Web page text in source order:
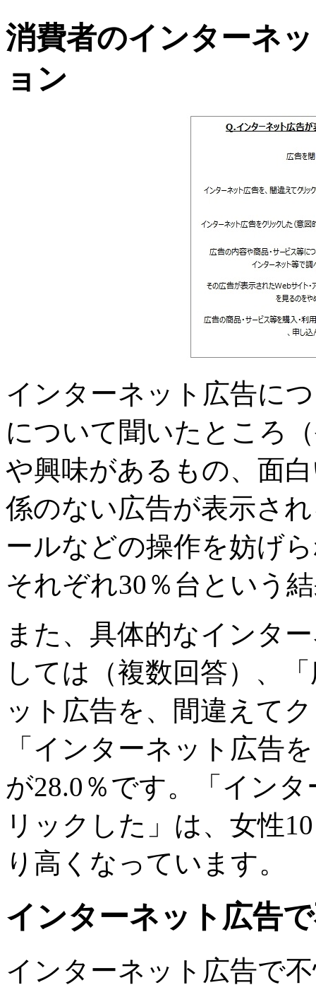
消費者のインターネ
ョン
インターネット広告に
について聞いたところ
や興味があるもの、面
係のない広告が表示さ
ールなどの操作を妨げ
それぞれ30％台という
また、具体的なインタ
しては（複数回答）、
ット広告を、間違えて
「インターネット広告
が28.0％です。「イン
リックした」は、女性
り高くなっています。
インターネット広告
インターネット広告で